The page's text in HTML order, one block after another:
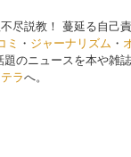
尽説教！ 蔓延る自己
ミ ・ ジャーナリズム ・
題のニュースを本や雑
テラへ。